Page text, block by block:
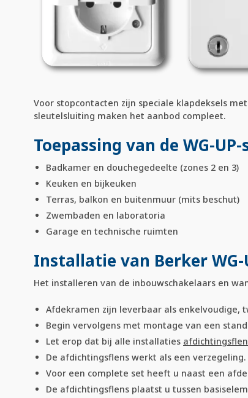
Voor stopcontacten zijn speciale klapdeksels
sleutelsluiting maken het aanbod compleet.
Toepassing van de WG-
Badkamer en douchegedeelte (zones 2 en 3)
Keuken en bijkeuken
Terras, balkon en buitenmuur (mits beschut)
Zwembaden en laboratoria
Garage en technische ruimten
Installatie van Berker WG-
Het installeren van de inbouwschakelaars en
Afdekramen zijn leverbaar als enkelvoudige,
Begin vervolgens met montage van een
Let erop dat bij alle installaties
De afdichtingsflens werkt als een
Voor een complete set heeft u naast een
De afdichtingsflens plaatst u tussen